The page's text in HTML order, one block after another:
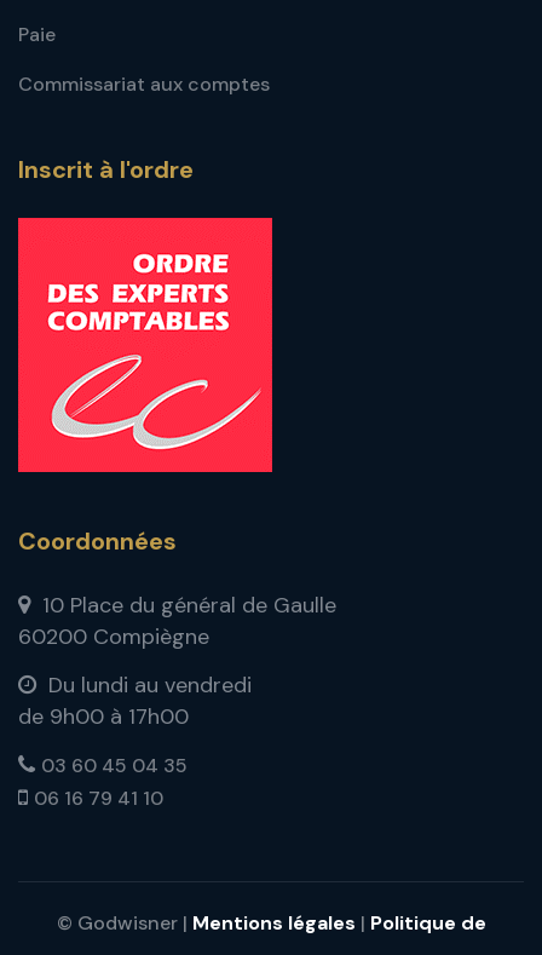
Paie
Commissariat aux comptes
Inscrit à l'ordre
Coordonnées
10 Place du général de Gaulle
60200 Compiègne
Du lundi au vendredi
de 9h00 à 17h00
03 60 45 04 35
06 16 79 41 10
© Godwisner | Mentions légales | Politique de